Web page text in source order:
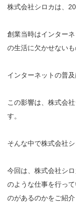
株式会社シロカは、
創業当時はインター
の生活に欠かせないも
インターネットの普
この影響は、株式会
す。
そんな中で株式会社
今回は、株式会社シ
のような仕事を行っ
のがあるのかをご紹介